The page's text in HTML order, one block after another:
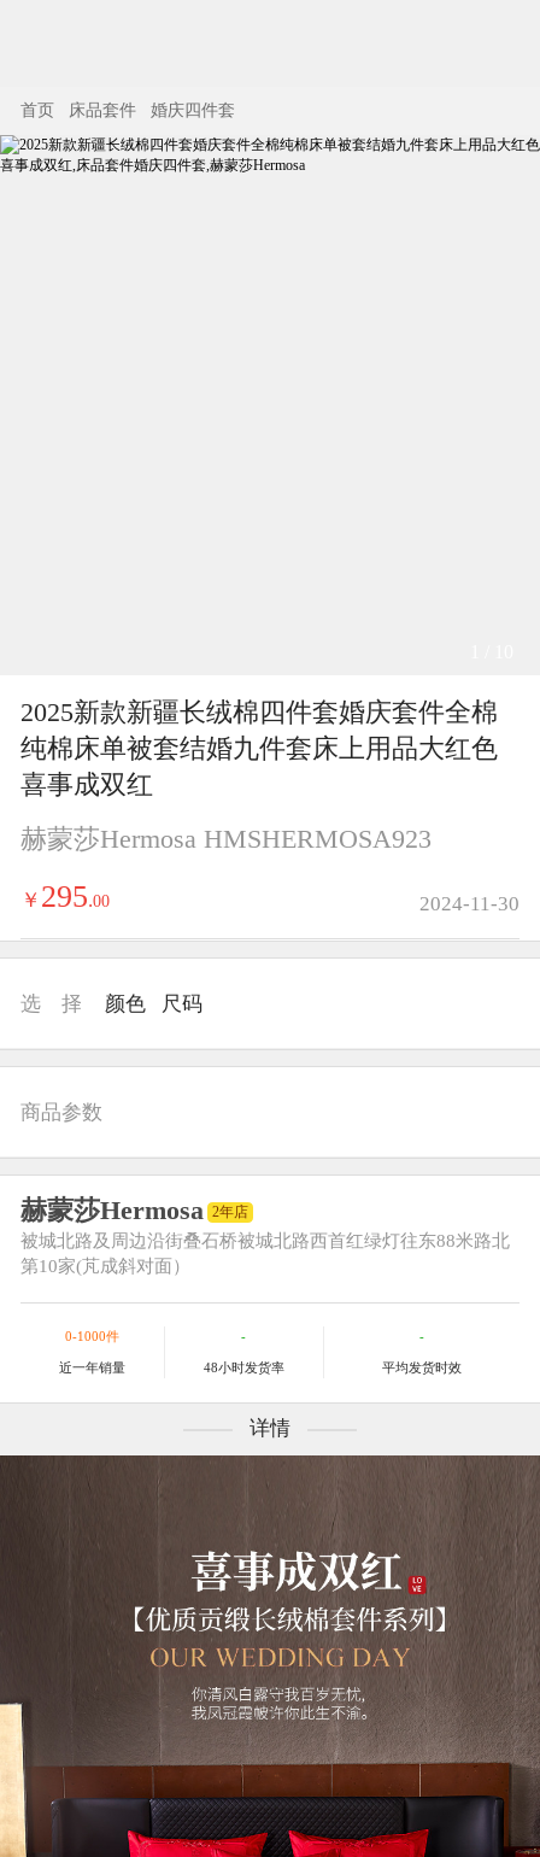
首页 床品套件 婚庆四件套
2025新款新疆长绒棉四件套婚庆套件全棉
纯棉床单被套结婚九件套床上用品大红色
喜事成双红
赫蒙莎Hermosa HMSHERMOSA923
￥ 295.00 2024-11-30
选 择 颜色 尺码
商品参数
赫蒙莎Hermosa 2年店
被城北路及周边沿街叠石桥被城北路西首红绿灯往东88米路北
第10家(芃成斜对面）
0-1000件
近一年销量
-
48小时发货率
-
平均发货时效
详情